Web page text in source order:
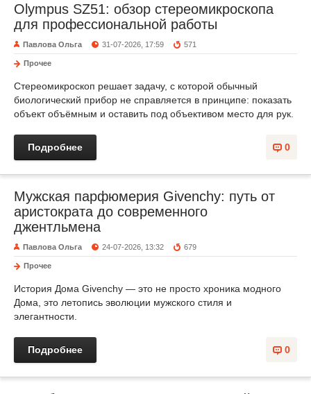
Olympus SZ51: обзор стереомикроскопа
для профессиональной работы
Павлова Ольга 31-07-2026, 17:59 571
Прочее
Стереомикроскоп решает задачу, с которой обычный
биологический прибор не справляется в принципе: показать
объект объёмным и оставить под объективом место для рук.
0
Подробнее
Мужская парфюмерия Givenchy: путь от
аристократа до современного
джентльмена
Павлова Ольга 24-07-2026, 13:32 679
Прочее
История Дома Givenchy — это не просто хроника модного
Дома, это летопись эволюции мужского стиля и
элегантности.
0
Подробнее